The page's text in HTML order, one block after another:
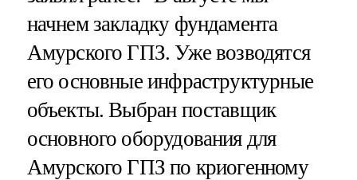
начнем закладку фундамента
Амурского ГПЗ. Уже возводятся
его основные инфраструктурные
объекты. Выбран поставщик
основного оборудования для
Амурского ГПЗ по криогенному